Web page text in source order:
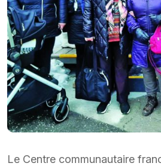
Le Centre communautaire